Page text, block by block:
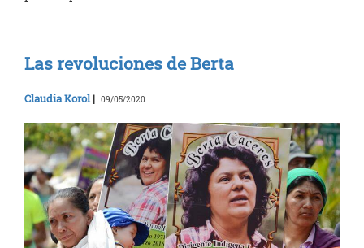
Las revoluciones de Berta
Claudia Korol | 09/05/2020